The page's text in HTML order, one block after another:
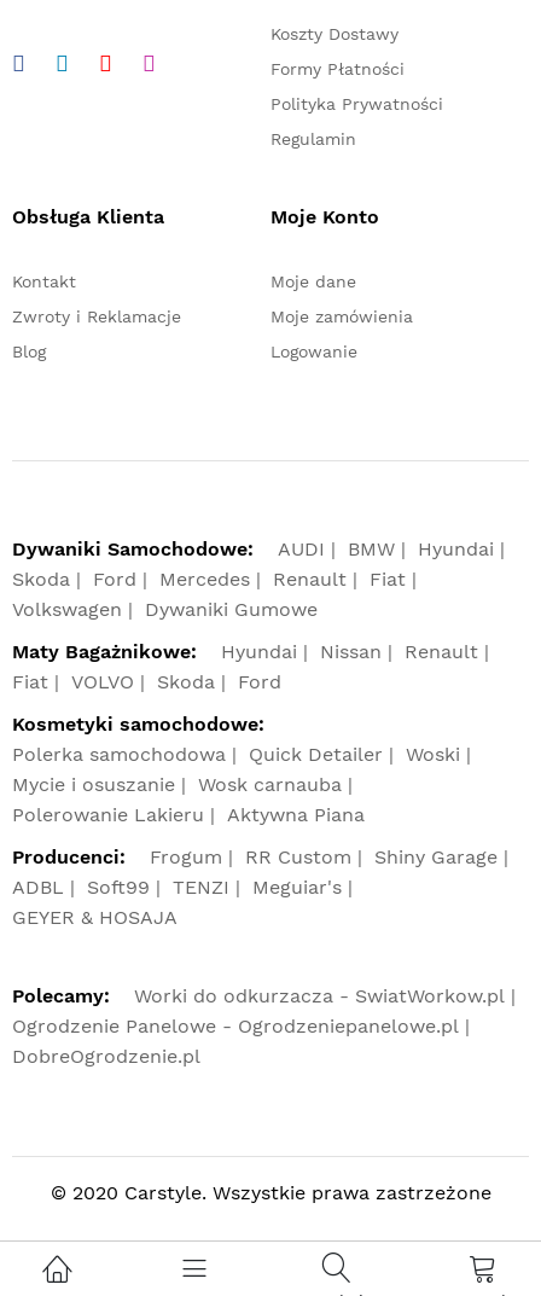
Koszty Dostawy
Formy Płatności
Polityka Prywatności
Regulamin
Obsługa Klienta
Kontakt
Zwroty i Reklamacje
Blog
Moje Konto
Moje dane
Moje zamówienia
Logowanie
Dywaniki Samochodowe: AUDI BMW
Hyundai
Skoda
Ford Mercedes Renault
Fiat
Volkswagen
Dywaniki Gumowe
Maty Bagażnikowe:
Hyundai Nissan
Renault
Fiat
VOLVO Skoda
Ford
Kosmetyki samochodowe:
Polerka samochodowa
Quick Detailer
Woski
Mycie i osuszanie
Wosk carnauba
Polerowanie Lakieru
Aktywna Piana
Producenci:
Frogum RR Custom
Shiny Garage
ADBL
Soft99 TENZI
Meguiar's
GEYER & HOSAJA
Polecamy:
Worki do odkurzacza - SwiatWorkow.pl
Ogrodzenie Panelowe - Ogrodzeniepanelowe.pl
DobreOgrodzenie.pl
© 2020 Carstyle. Wszystkie prawa zastrzeżone